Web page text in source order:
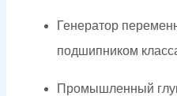
Генератор
подшипником
Промышленный